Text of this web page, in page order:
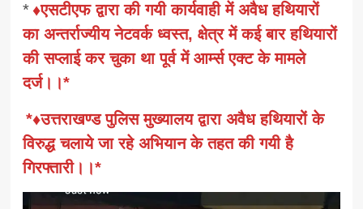
* ♦️एसटीएफ द्वारा की गयी कार्यवाही में अवैध हथियारों
का अन्तर्राज्यीय नेटवर्क ध्वस्त, क्षेत्र में कई बार हथियारों
की सप्लाई कर चुका था पूर्व में आर्म्स एक्ट के मामले
दर्ज।।*
*♦उत्तराखण्ड पुलिस मुख्यालय द्वारा अवैध हथियारों के
विरुद्ध चलाये जा रहे अभियान के तहत की गयी है
गिरफ्तारी।।*